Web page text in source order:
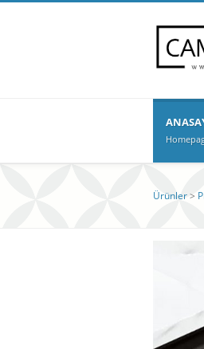
Ürünler>